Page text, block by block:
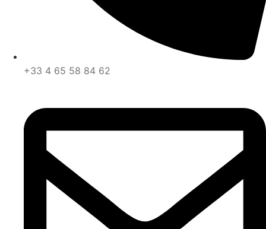
+33 4 65 58 84 62